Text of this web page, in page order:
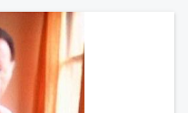
A vous de jouer